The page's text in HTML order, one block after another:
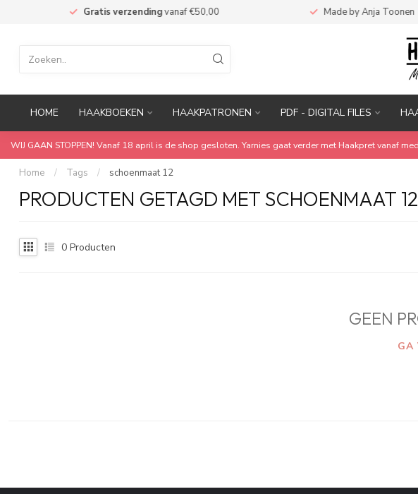
Gratis verzendingvanaf €50,00 Made by Anja Toonen
HOME HAAKBOEKEN HAAKPATRONEN PDF - DIGITAL FILES
WIJ GAAN STOPPEN! Vanaf 18 april is de shop gesloten. Yarnies gaat verder met Haakpret vanaf
Home / Tags / schoenmaat 12
PRODUCTEN GETAGD MET SCHOENMAAT 12
0 Producten
GEEN
GA